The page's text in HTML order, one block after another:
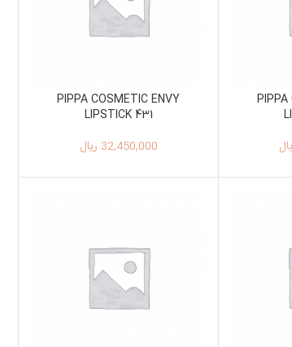
PIPPA
PIPPA COSMETIC ENVY
LIPSTICK 431
32,450,000 ریال